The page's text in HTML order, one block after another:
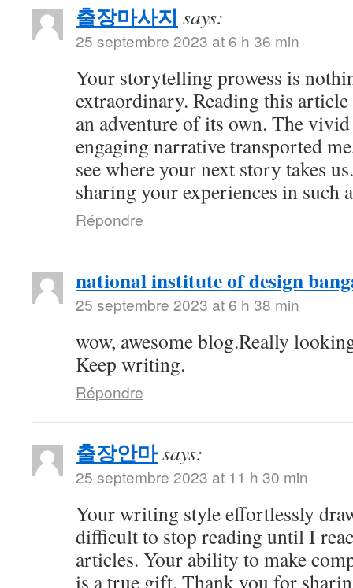
출장마사지 says:
25 septembre 2023 at 6 h 36 min
Your storytelling prowess is
extraordinary. Reading this
an adventure of its own. The
engaging narrative transported
see where your next story takes
sharing your experiences in such
Répondre
national institute of design
25 septembre 2023 at 6 h 38 min
wow, awesome blog.Really
Keep writing.
Répondre
출장안마says:
25 septembre 2023 at 11 h 30 min
Your writing style effortlessly
difficult to stop reading until I
articles. Your ability to make
is a true gift. Thank you for